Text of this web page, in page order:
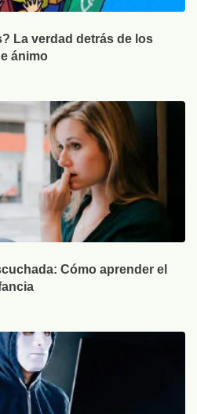
La verdad detrás de los
ánimo
Cómo aprender el